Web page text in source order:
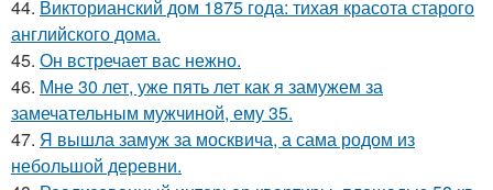
44. Викторианский дом 1875 года: тихая красота старого
английского дома.
45. Он встречает вас нежно.
46. Мне 30 лет, уже пять лет как я замужем за
замечательным мужчиной, ему 35.
47. Я вышла замуж за москвича, а сама родом из
небольшой деревни.